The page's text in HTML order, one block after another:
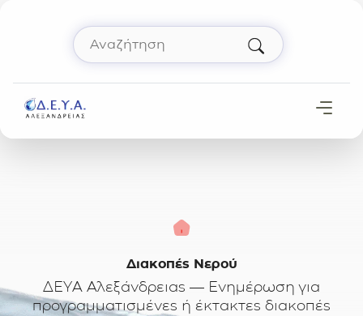
Αναζήτηση
Αρχική
Διακοπές Νερού
ΔΕΥΑ Αλεξάνδρειας — Ενημέρωση για
προγραμματισμένες ή έκτακτες διακοπές